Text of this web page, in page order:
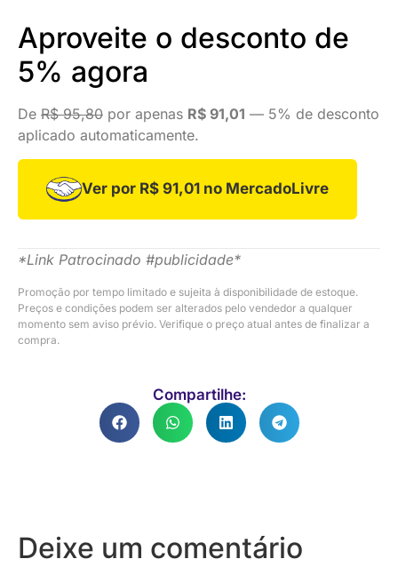
Aproveite o desconto de
5% agora
De R$ 95,80 por apenas R$ 91,01 — 5% de desconto
aplicado automaticamente.
Ver por R$ 91,01 no MercadoLivre
*Link Patrocinado #publicidade*
Promoção por tempo limitado e sujeita à disponibilidade de estoque.
Preços e condições podem ser alterados pelo vendedor a qualquer
momento sem aviso prévio. Verifique o preço atual antes de finalizar a
compra.
Compartilhe:
Deixe um comentário